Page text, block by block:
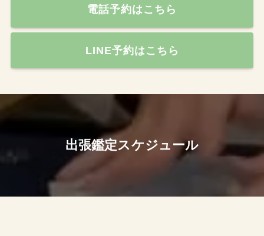
電話予約はこちら
LINE予約はこちら
出張鑑定スケジュール